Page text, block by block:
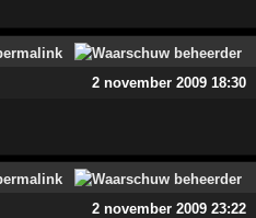
2 november 2009 18:30
2 november 2009 23:22